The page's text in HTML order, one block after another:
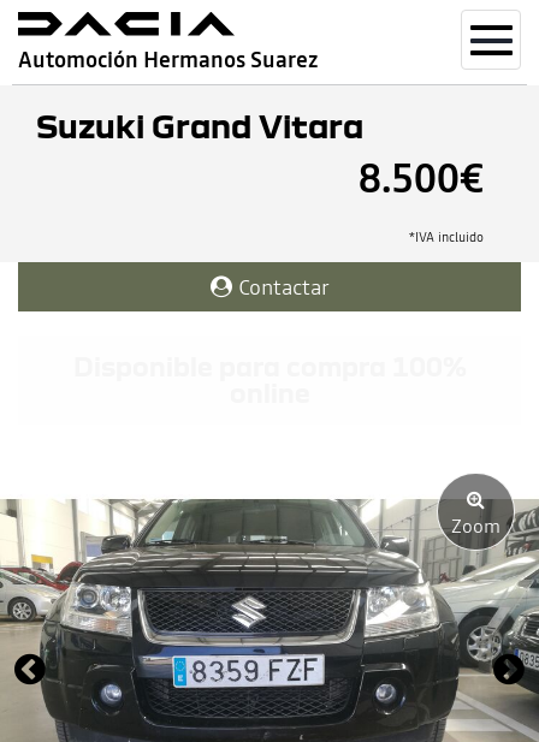
Automoción Hermanos Suarez
Suzuki Grand Vitara
8.500€
*IVA incluido
Contactar
Zoom